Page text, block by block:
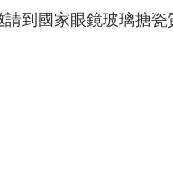
到國家眼鏡玻璃搪